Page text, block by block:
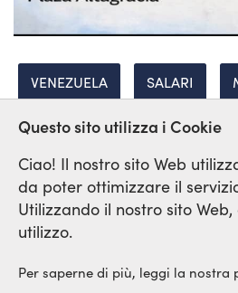
VENEZUELA SALARI
REPRESSIONE
Rete Sindicale
Questo sito utilizza i Cookie
Ciao! Il nostro sito Web
da poter ottimizzare il
Utilizzando il nostro sito
utilizzo.
Per saperne di più, leggi la nostra